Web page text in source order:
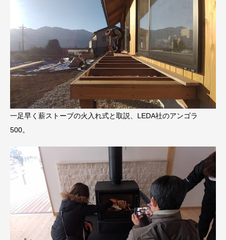
一足早く薪ストーブの火入れ式と取説、LEDA社のアンゴラ
500。